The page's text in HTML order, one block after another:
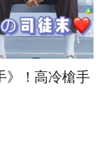
》！高冷槍手